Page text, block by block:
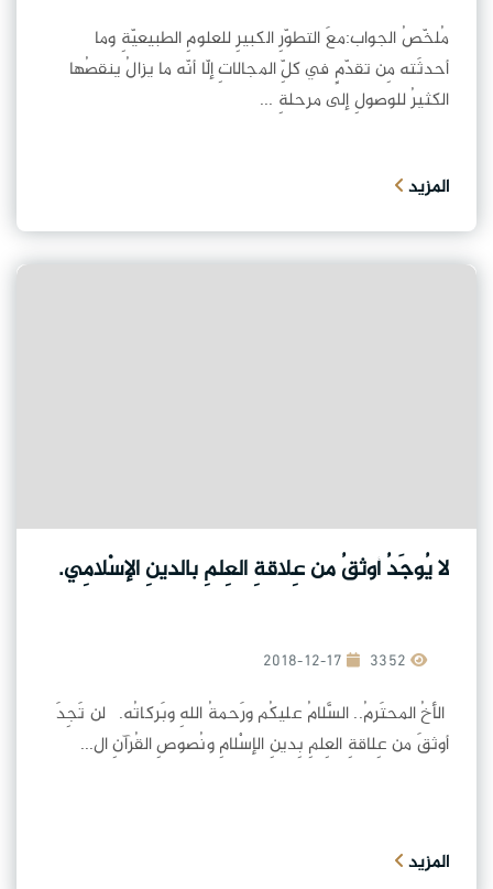
مُلخّصُ الجواب:معَ التطوّرِ الكبيرِ للعلومِ الطبيعيّةِ وما
أحدثَته مِن تقدّمٍ في كلِّ المجالاتِ إلّا أنّه ما يزالُ ينقصُها
الكثيرُ للوصولِ إلى مرحلةِ ...
المزيد
لا يُوجَدُ أوثقُ من عِلاقةِ العِلمِ بالدينِ الإسْلامِي.
2018-12-17
الأخُ المحتَرمُ.. السَّلامُ عليكُم ورَحمةُ اللهِ وبَركاتُه. لن تَجِدَ
أوثقَ من عِلاقةِ العِلمِ بِدينِ الإسْلامِ ونُصوصِ القُرآنِ ال...
المزيد